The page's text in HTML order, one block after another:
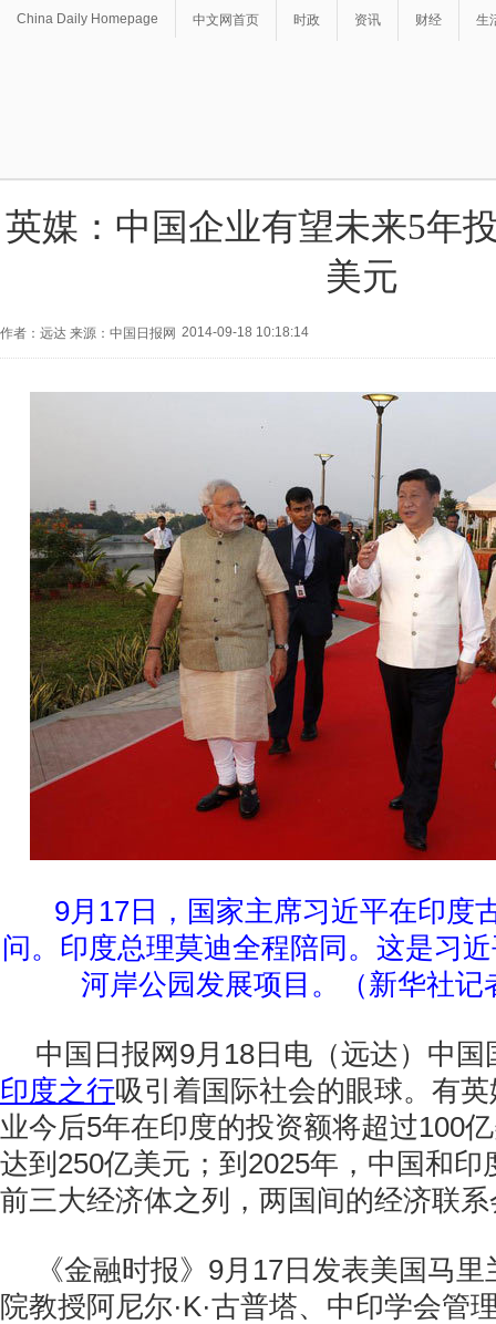
China Daily Homepage 中文网首页 时政 资讯 财经 生
英媒：中国企业有望未来5年
美元
作者：远达 来源：中国日报网 2014-09-18 10:18:14
9月17日，国家主席习近平在印度
问。印度总理莫迪全程陪同。这是习
河岸公园发展项目。（新华社记
中国日报网9月18日电（远达）中
印度之行吸引着国际社会的眼球。有
业今后5年在印度的投资额将超过100
达到250亿美元；到2025年，中国和印
前三大经济体之列，两国间的经济联
《金融时报》9月17日发表美国马
院教授阿尼尔·K·古普塔、中印学会管